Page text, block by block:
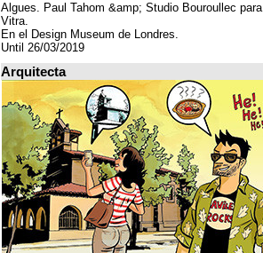
Algues. Paul Tahom &amp; Studio Bouroullec para
Vitra.
En el Design Museum de Londres.
Until 26/03/2019
Arquitecta